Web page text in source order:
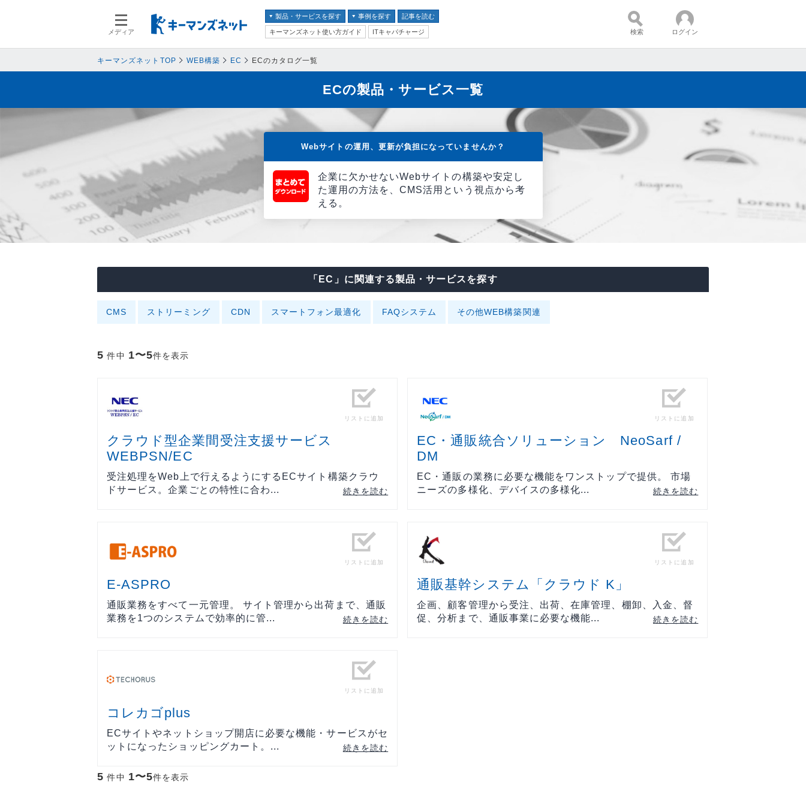
メディア
製品・サービスを探す
スマートデバイス
ネットワークセキュリティ
情報システム
エンドポイントセキュリティ
バックアップ
オフィス機器
ョンツール
データセンター
ネットワーク機器
開発
仮想化
メール
事例を探す
スマートデバイス
ネットワークセキュリティ
データ分析
エンドポイントセキュリティ
バックアップ
ョンツール
データセンター
通信サービス
仮想化
メール
記事を読む
キーマンズネット使い方ガイド
ITキャパチャージ 検索 ログイン
キーマンズネットTOP WEB構築 EC ECのカタログ一覧
ECの製品・サービス一覧
Webサイトの運用、更新が負担になっていませんか？
企業に欠かせないWebサイトの構築や安定し
た運用の方法を、CMS活用という視点から考
える。
「EC」に関連する製品・サービスを探す
CMS ストリーミング CDN スマートフォン最適化 FAQシステム その他WEB構築関連
5 件中 1〜5件を表示
リストに追加
クラウド型企業間受注支援サービス
WEBPSN/EC
受注処理をWeb上で行えるようにするECサイト構築クラウ
ドサービス。企業ごとの特性に合わ...
続きを読む
リストに追加
EC・通販統合ソリューション NeoSarf /
DM
EC・通販の業務に必要な機能をワンストップで提供。 市場
ニーズの多様化、デバイスの多様化...
続きを読む
リストに追加
E-ASPRO
通販業務をすべて一元管理。 サイト管理から出荷まで、通販
業務を1つのシステムで効率的に管...
続きを読む
リストに追加
通販基幹システム「クラウド K」
企画、顧客管理から受注、出荷、在庫管理、棚卸、入金、督
促、分析まで、通販事業に必要な機能...
続きを読む
リストに追加
コレカゴplus
ECサイトやネットショップ開店に必要な機能・サービスがセ
ットになったショッピングカート。...
続きを読む
5 件中 1〜5件を表示